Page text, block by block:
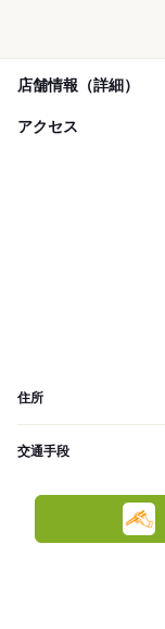
店舗情報（詳細）
アクセス
住所
交通手段